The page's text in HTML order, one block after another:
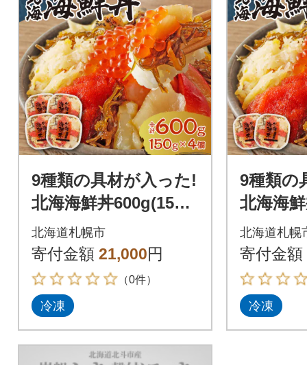
9種類の具材が入った!
北海海鮮丼600g(150g
×4個)_hs084-018
北海道札幌市
寄付金額 21,000円
（0件）
冷凍
9種類の
北海海
×2個
北海道札幌
寄付金額
冷凍